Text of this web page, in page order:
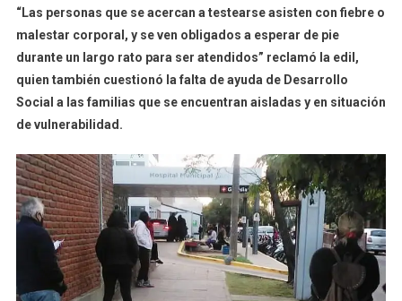
Para
Testeo
E
Hisopados
Por
“Las personas que se acercan a testearse asisten con fiebre o
malestar corporal, y se ven obligados a esperar de pie
durante un largo rato para ser atendidos” reclamó la edil,
quien también cuestionó la falta de ayuda de Desarrollo
Social a las familias que se encuentran aisladas y en situación
de vulnerabilidad.